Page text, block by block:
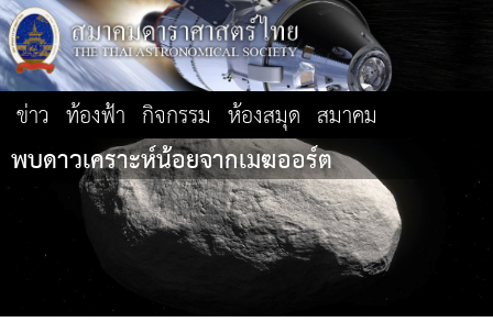
ข่าว ท้องฟ้า กิจกรรม ห้องสมุด สมาคม
พบดาวเคราะห์น้อยจากเมฆออร์ต